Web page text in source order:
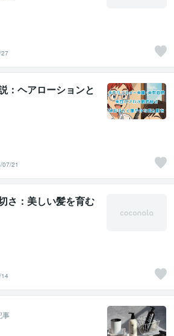
：ヘアローションと
07/21
さ：美しい髪を育む
事